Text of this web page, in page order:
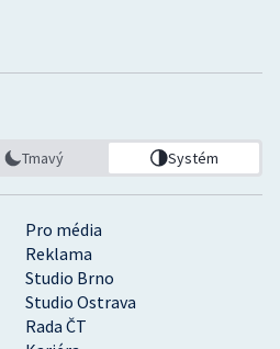
Pro média
Reklama
Studio Brno
Studio Ostrava
Rada ČT
Tmavý Systém